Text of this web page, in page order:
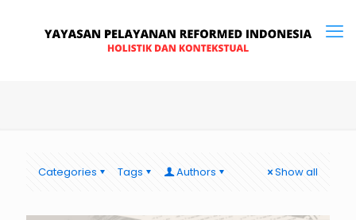
Categories Tags Authors Show all